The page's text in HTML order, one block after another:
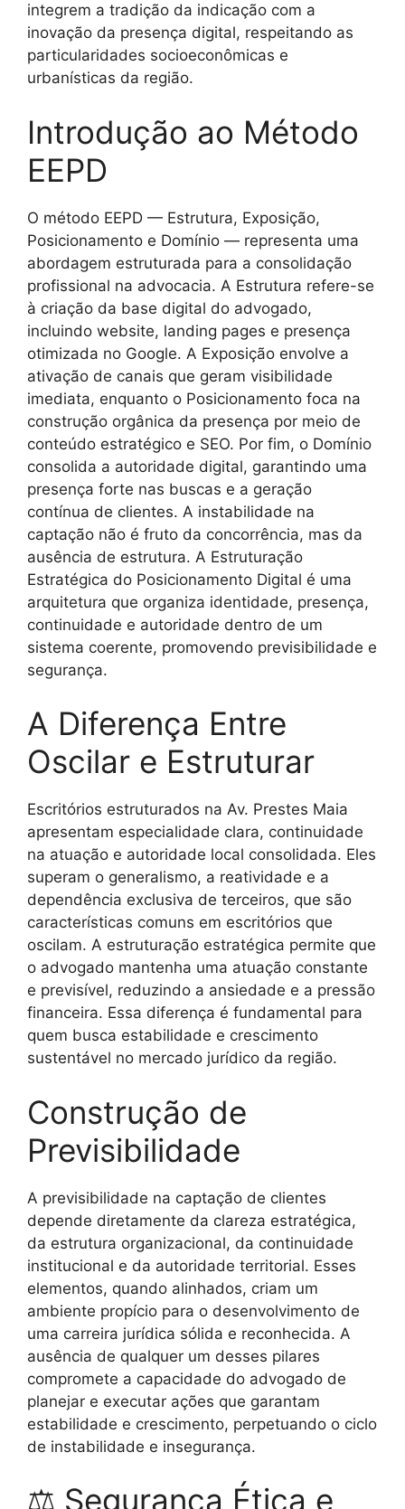
integrem a tradição da indicação com a
inovação da presença digital, respeitando as
particularidades socioeconômicas e
urbanísticas da região.
Introdução ao Método
EEPD
O método EEPD — Estrutura, Exposição,
Posicionamento e Domínio — representa uma
abordagem estruturada para a consolidação
profissional na advocacia. A Estrutura refere-se
à criação da base digital do advogado,
incluindo website, landing pages e presença
otimizada no Google. A Exposição envolve a
ativação de canais que geram visibilidade
imediata, enquanto o Posicionamento foca na
construção orgânica da presença por meio de
conteúdo estratégico e SEO. Por fim, o Domínio
consolida a autoridade digital, garantindo uma
presença forte nas buscas e a geração
contínua de clientes. A instabilidade na
captação não é fruto da concorrência, mas da
ausência de estrutura. A Estruturação
Estratégica do Posicionamento Digital é uma
arquitetura que organiza identidade, presença,
continuidade e autoridade dentro de um
sistema coerente, promovendo previsibilidade e
segurança.
A Diferença Entre
Oscilar e Estruturar
Escritórios estruturados na Av. Prestes Maia
apresentam especialidade clara, continuidade
na atuação e autoridade local consolidada. Eles
superam o generalismo, a reatividade e a
dependência exclusiva de terceiros, que são
características comuns em escritórios que
oscilam. A estruturação estratégica permite que
o advogado mantenha uma atuação constante
e previsível, reduzindo a ansiedade e a pressão
financeira. Essa diferença é fundamental para
quem busca estabilidade e crescimento
sustentável no mercado jurídico da região.
Construção de
Previsibilidade
A previsibilidade na captação de clientes
depende diretamente da clareza estratégica,
da estrutura organizacional, da continuidade
institucional e da autoridade territorial. Esses
elementos, quando alinhados, criam um
ambiente propício para o desenvolvimento de
uma carreira jurídica sólida e reconhecida. A
ausência de qualquer um desses pilares
compromete a capacidade do advogado de
planejar e executar ações que garantam
estabilidade e crescimento, perpetuando o ciclo
de instabilidade e insegurança.
⚖ Segurança Ética e